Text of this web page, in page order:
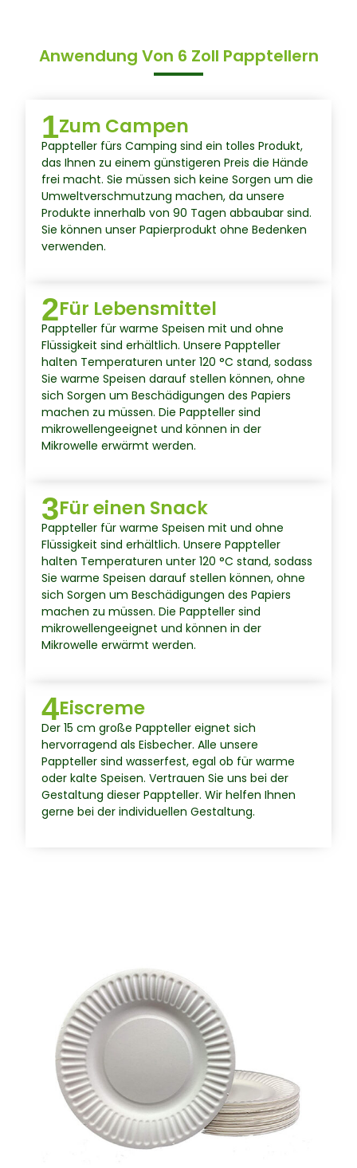
Anwendung Von 6 Zoll Papptellern
1Zum Campen
Pappteller fürs Camping sind ein tolles Produkt,
das Ihnen zu einem günstigeren Preis die Hände
frei macht. Sie müssen sich keine Sorgen um die
Umweltverschmutzung machen, da unsere
Produkte innerhalb von 90 Tagen abbaubar sind.
Sie können unser Papierprodukt ohne Bedenken
verwenden.
2Für Lebensmittel
Pappteller für warme Speisen mit und ohne
Flüssigkeit sind erhältlich. Unsere Pappteller
halten Temperaturen unter 120 °C stand, sodass
Sie warme Speisen darauf stellen können, ohne
sich Sorgen um Beschädigungen des Papiers
machen zu müssen. Die Pappteller sind
mikrowellengeeignet und können in der
Mikrowelle erwärmt werden.
3Für einen Snack
Pappteller für warme Speisen mit und ohne
Flüssigkeit sind erhältlich. Unsere Pappteller
halten Temperaturen unter 120 °C stand, sodass
Sie warme Speisen darauf stellen können, ohne
sich Sorgen um Beschädigungen des Papiers
machen zu müssen. Die Pappteller sind
mikrowellengeeignet und können in der
Mikrowelle erwärmt werden.
4Eiscreme
Der 15 cm große Pappteller eignet sich
hervorragend als Eisbecher. Alle unsere
Pappteller sind wasserfest, egal ob für warme
oder kalte Speisen. Vertrauen Sie uns bei der
Gestaltung dieser Pappteller. Wir helfen Ihnen
gerne bei der individuellen Gestaltung.